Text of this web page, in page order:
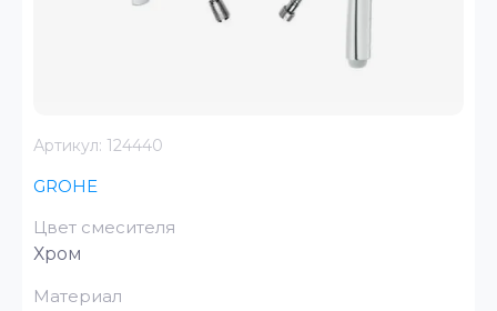
Артикул: 124440
GROHE
Цвет смесителя
Хром
Материал